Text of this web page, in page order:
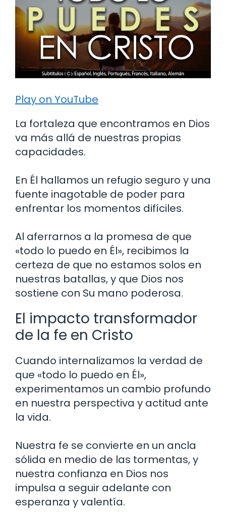
Play on YouTube
La fortaleza que encontramos en Dios
va más allá de nuestras propias
capacidades.
En Él hallamos un refugio seguro y una
fuente inagotable de poder para
enfrentar los momentos difíciles.
Al aferrarnos a la promesa de que
«todo lo puedo en Él», recibimos la
certeza de que no estamos solos en
nuestras batallas, y que Dios nos
sostiene con Su mano poderosa.
El impacto transformador
de la fe en Cristo
Cuando internalizamos la verdad de
que «todo lo puedo en Él»,
experimentamos un cambio profundo
en nuestra perspectiva y actitud ante
la vida.
Nuestra fe se convierte en un ancla
sólida en medio de las tormentas, y
nuestra confianza en Dios nos
impulsa a seguir adelante con
esperanza y valentía.